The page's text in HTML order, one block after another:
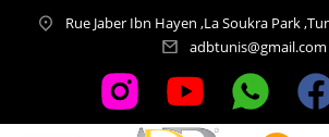
Rue Jaber Ibn Hayen ,La Soukra Park
adbtunis@gmail.com